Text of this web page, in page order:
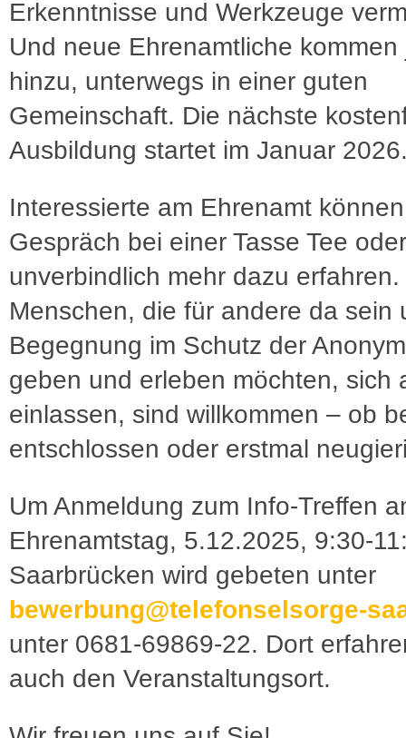
Erkenntnisse und Werkzeuge
Und neue Ehrenamtliche kommen
hinzu, unterwegs in einer guten
Gemeinschaft. Die nächste
Ausbildung startet im Januar
Interessierte am Ehrenamt
Gespräch bei einer Tasse Tee
unverbindlich mehr dazu erfahren.
Menschen, die für andere da sein
Begegnung im Schutz der
geben und erleben möchten, sich
einlassen, sind willkommen – ob
entschlossen oder erstmal
Um Anmeldung zum Info-Treffen
Ehrenamtstag, 5.12.2025, 9:30-
Saarbrücken wird gebeten unter
bewerbung@telefonselsorge-
unter 0681-69869-22. Dort
auch den Veranstaltungsort.